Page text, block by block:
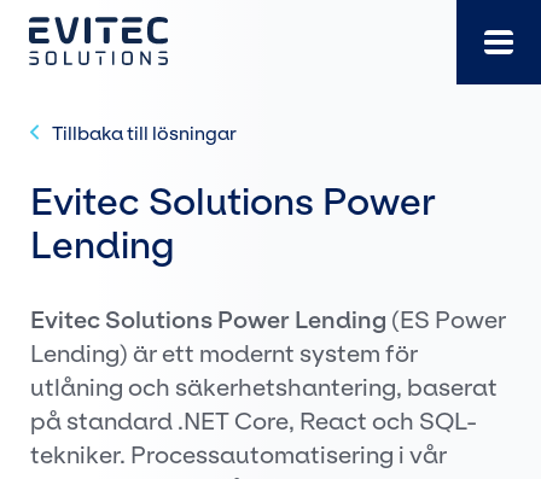
Tillbaka till lösningar
Evitec Solutions Power
Lending
Evitec Solutions Power Lending (ES Power
Lending) är ett modernt system för
utlåning och säkerhetshantering, baserat
på standard .NET Core, React och SQL-
tekniker. Processautomatisering i vår